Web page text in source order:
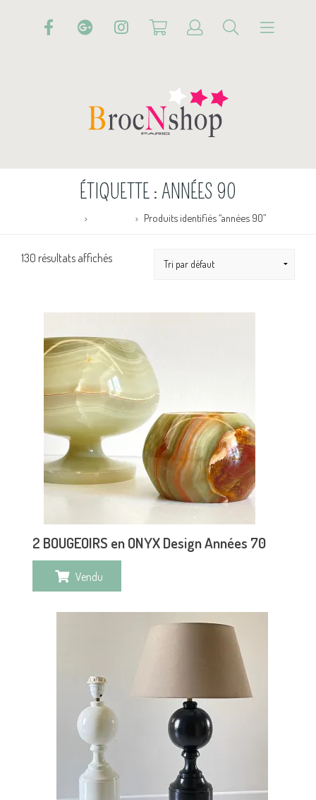
ÉTIQUETTE : ANNÉES 90
Produits identifiés “années 90”
130 résultats affichés
2 BOUGEOIRS en ONYX Design Années 70
Vendu